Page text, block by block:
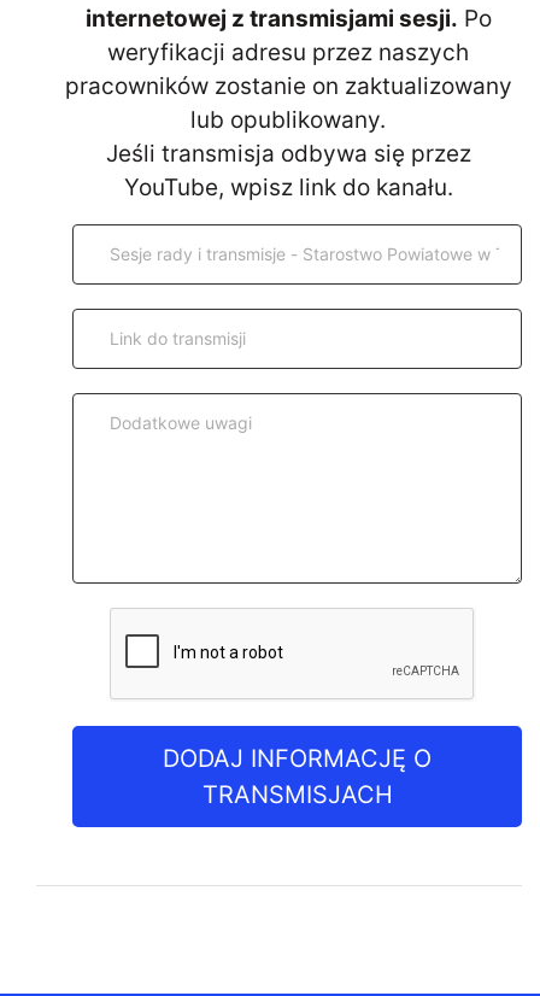
internetowej z transmisjami sesji. Po
weryfikacji adresu przez naszych
pracowników zostanie on zaktualizowany
lub opublikowany.
Jeśli transmisja odbywa się przez
YouTube, wpisz link do kanału.
DODAJ INFORMACJĘ O
TRANSMISJACH